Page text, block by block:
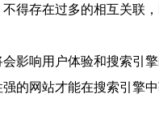
得存在过多的相互关联
影响用户体验和搜索引擎
的网站才能在搜索引擎